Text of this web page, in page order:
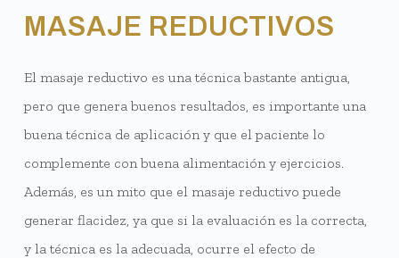
MASAJE REDUCTIVOS
El masaje reductivo es una técnica bastante antigua,
pero que genera buenos resultados, es importante una
buena técnica de aplicación y que el paciente lo
complemente con buena alimentación y ejercicios.
Además, es un mito que el masaje reductivo puede
generar flacidez, ya que si la evaluación es la correcta,
y la técnica es la adecuada, ocurre el efecto de